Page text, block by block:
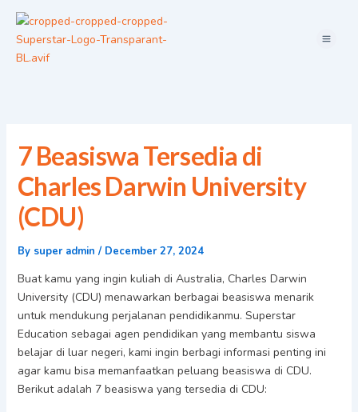
Skip
content
Menu
7 Beasiswa Tersedia di
Charles Darwin University
(CDU)
By super admin / December 27, 2024
Buat kamu yang ingin kuliah di Australia, Charles Darwin
University (CDU) menawarkan berbagai beasiswa menarik
untuk mendukung perjalanan pendidikanmu. Superstar
Education sebagai agen pendidikan yang membantu siswa
belajar di luar negeri, kami ingin berbagi informasi penting ini
agar kamu bisa memanfaatkan peluang beasiswa di CDU.
Berikut adalah 7 beasiswa yang tersedia di CDU: